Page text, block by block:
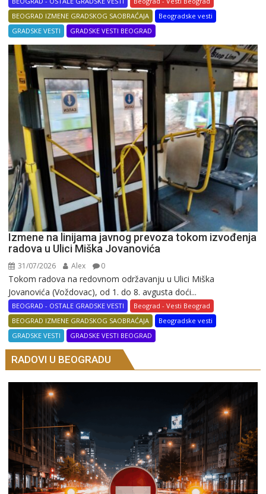
BEOGRAD IZMENE GRADSKOG SAOBRAĆAJA
Beogradske vesti
GRADSKE VESTI
GRADSKE VESTI BEOGRAD
Izmene na linijama javnog prevoza tokom izvođenja
radova u Ulici Miška Jovanovića
31/07/2026 Alex 0
Tokom radova na redovnom održavanju u Ulici Miška
Jovanovića (Voždovac), od 1. do 8. avgusta doći...
BEOGRAD - OSTALE GRADSKE VESTI
Beograd - Vesti Beograd
BEOGRAD IZMENE GRADSKOG SAOBRAĆAJA
Beogradske vesti
GRADSKE VESTI
GRADSKE VESTI BEOGRAD
RADOVI U BEOGRADU